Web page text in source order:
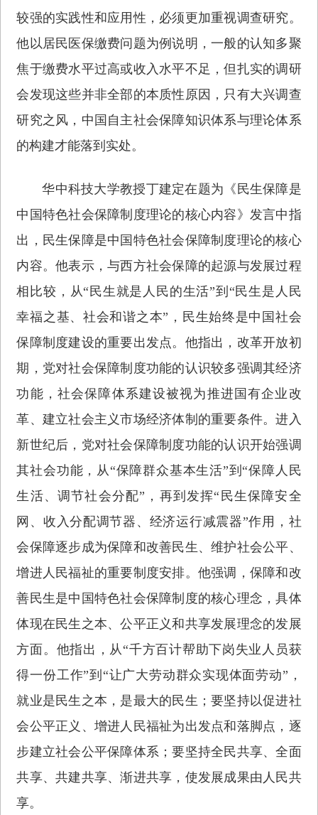
较强的实践性和应用性，必须更加重视调查研究。
他以居民医保缴费问题为例说明，一般的认知多聚
焦于缴费水平过高或收入水平不足，但扎实的调研
会发现这些并非全部的本质性原因，只有大兴调查
研究之风，中国自主社会保障知识体系与理论体系
的构建才能落到实处。
华中科技大学教授丁建定在题为《民生保障是
中国特色社会保障制度理论的核心内容》发言中指
出，民生保障是中国特色社会保障制度理论的核心
内容。他表示，与西方社会保障的起源与发展过程
相比较，从“民生就是人民的生活”到“民生是人民
幸福之基、社会和谐之本”，民生始终是中国社会
保障制度建设的重要出发点。他指出，改革开放初
期，党对社会保障制度功能的认识较多强调其经济
功能，社会保障体系建设被视为推进国有企业改
革、建立社会主义市场经济体制的重要条件。进入
新世纪后，党对社会保障制度功能的认识开始强调
其社会功能，从“保障群众基本生活”到“保障人民
生活、调节社会分配”，再到发挥“民生保障安全
网、收入分配调节器、经济运行减震器”作用，社
会保障逐步成为保障和改善民生、维护社会公平、
增进人民福祉的重要制度安排。他强调，保障和改
善民生是中国特色社会保障制度的核心理念，具体
体现在民生之本、公平正义和共享发展理念的发展
方面。他指出，从“千方百计帮助下岗失业人员获
得一份工作”到“让广大劳动群众实现体面劳动”，
就业是民生之本，是最大的民生；要坚持以促进社
会公平正义、增进人民福祉为出发点和落脚点，逐
步建立社会公平保障体系；要坚持全民共享、全面
共享、共建共享、渐进共享，使发展成果由人民共
享。